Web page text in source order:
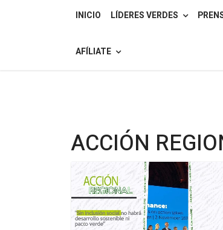
INICIO LÍDERES VERDES
AFÍLIATE
ACCIÓN